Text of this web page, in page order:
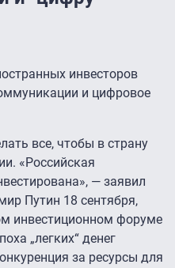
инвесторов
и цифровое
все, чтобы в страну
«Российская
— заявил
Путин 18 сентября,
инвестиционном форуме
„легких“ денег
за ресурсы для